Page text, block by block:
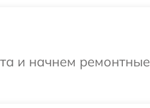
и начнем ремонтные